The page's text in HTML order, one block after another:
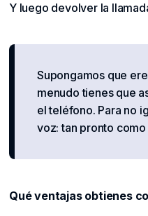
Y luego devolver la
Supongamos que
menudo tienes que
el teléfono. Para no
voz: tan pronto
Qué ventajas obtienes